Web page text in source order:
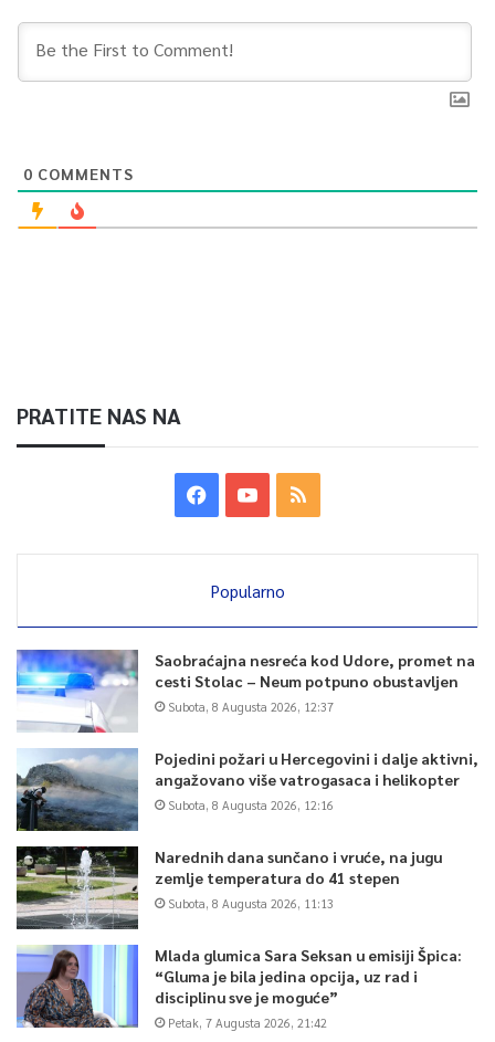
0 COMMENTS
PRATITE NAS NA
Popularno
Saobraćajna nesreća kod Udore, promet na
cesti Stolac – Neum potpuno obustavljen
Subota, 8 Augusta 2026, 12:37
Pojedini požari u Hercegovini i dalje aktivni,
angažovano više vatrogasaca i helikopter
Subota, 8 Augusta 2026, 12:16
Narednih dana sunčano i vruće, na jugu
zemlje temperatura do 41 stepen
Subota, 8 Augusta 2026, 11:13
Mlada glumica Sara Seksan u emisiji Špica:
“Gluma je bila jedina opcija, uz rad i
disciplinu sve je moguće”
Petak, 7 Augusta 2026, 21:42